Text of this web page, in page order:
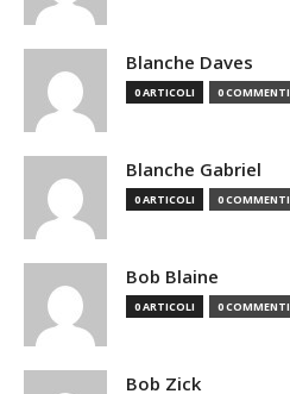
Blanche Daves
0 ARTICOLI 0 COMMENTI
Blanche Gabriel
0 ARTICOLI 0 COMMENTI
Bob Blaine
0 ARTICOLI 0 COMMENTI
Bob Zick